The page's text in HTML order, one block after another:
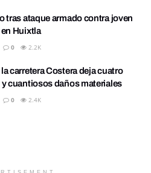
tras ataque armado contra joven
Huixtla
0 2.2K
carretera Costera deja cuatro
cuantiosos daños materiales
0 2.4K